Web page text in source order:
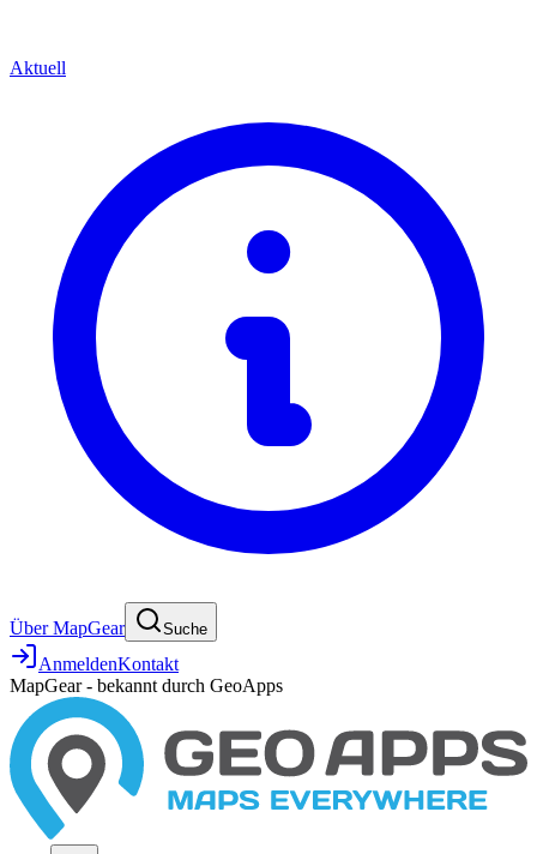
Aktuell
Über MapGear Suche
AnmeldenKontakt
MapGear - bekannt durch GeoApps